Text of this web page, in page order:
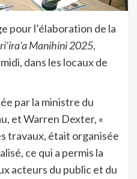
pour l’élaboration de la
Manihini 2025,
dans les locaux de
par la ministre du
et Warren Dexter, «
travaux, était organisée
ce qui a permis la
acteurs du public et du